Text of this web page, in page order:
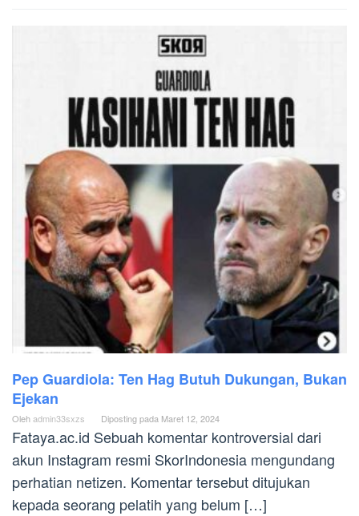
Pep Guardiola: Ten Hag Butuh Dukungan, Bukan
Ejekan
Olehadmin33sxzs Diposting pada Maret 12, 2024
Fataya.ac.id Sebuah komentar kontroversial dari
akun Instagram resmi SkorIndonesia mengundang
perhatian netizen. Komentar tersebut ditujukan
kepada seorang pelatih yang belum […]